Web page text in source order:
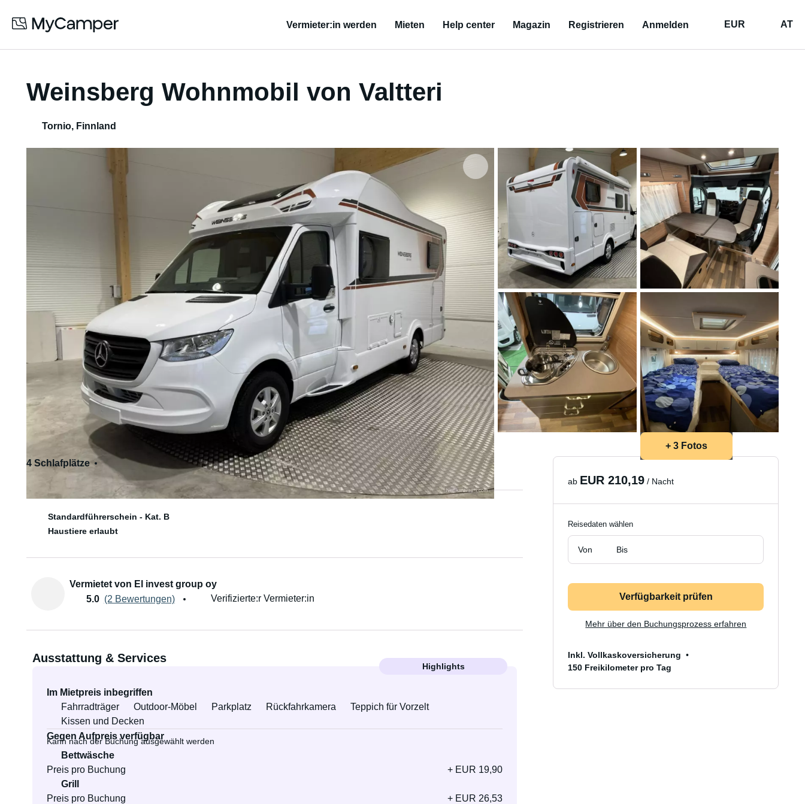
Vermieter:in werden Mieten Help center Magazin Registrieren Anmelden EUR AT
Weinsberg Wohnmobil von Valtteri
Tornio, Finnland
+ 3 Fotos
4 Schlafplätze
4 Sitzplätze
Standardführerschein - Kat. B
Haustiere erlaubt
Vermietet von El invest group oy
5.0 (2 Bewertungen) Verifizierte:r Vermieter:in
Ausstattung & Services
Highlights
Im Mietpreis inbegriffen
Fahrradträger
Outdoor-Möbel Parkplatz Rückfahrkamera
Teppich für Vorzelt
Kissen und Decken
Gegen Aufpreis verfügbar
Kann nach der Buchung ausgewählt werden
Bettwäsche
Preis pro Buchung
+ EUR 19,90
Grill
Preis pro Buchung
+ EUR 26,53
ab EUR 210,19 / Nacht
Reisedaten wählen
Von Bis
Verfügbarkeit prüfen
Mehr über den Buchungsprozess erfahren
Inkl. Vollkaskoversicherung
150 Freikilometer pro Tag